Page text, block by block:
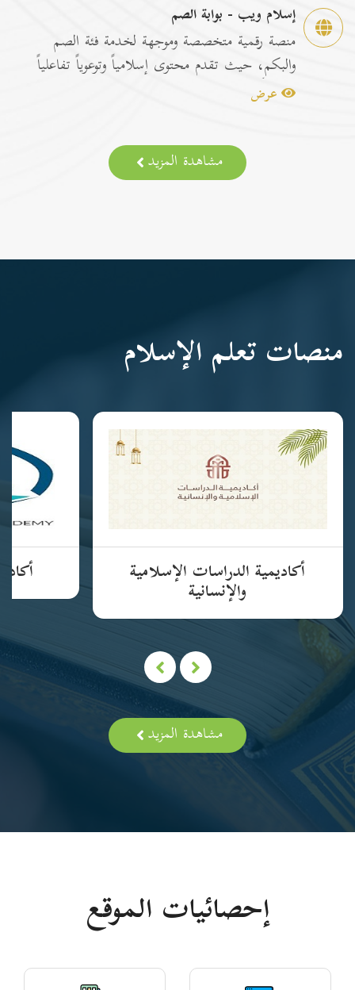
إسلام ويب - بوابة الصم
منصة رقمية متخصصة وموجهة لخدمة فئة الصم
والبكم، حيث تقدم محتوى إسلامياً وتوعوياً تفاعلياً
مترجماً با...
عرض
مشاهدة المزيد
منصات تعلم الإسلام
أكاديمية الدراسات الإسلامية
والإنسانية
مشاهدة المزيد
إحصائيات الموقع